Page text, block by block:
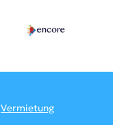
Vermietung